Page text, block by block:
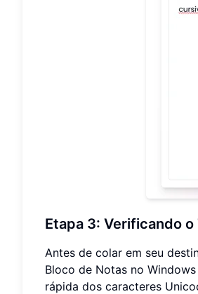
Etapa 3: Verificando
Antes de colar em seu
Bloco de Notas no
rápida dos caracteres